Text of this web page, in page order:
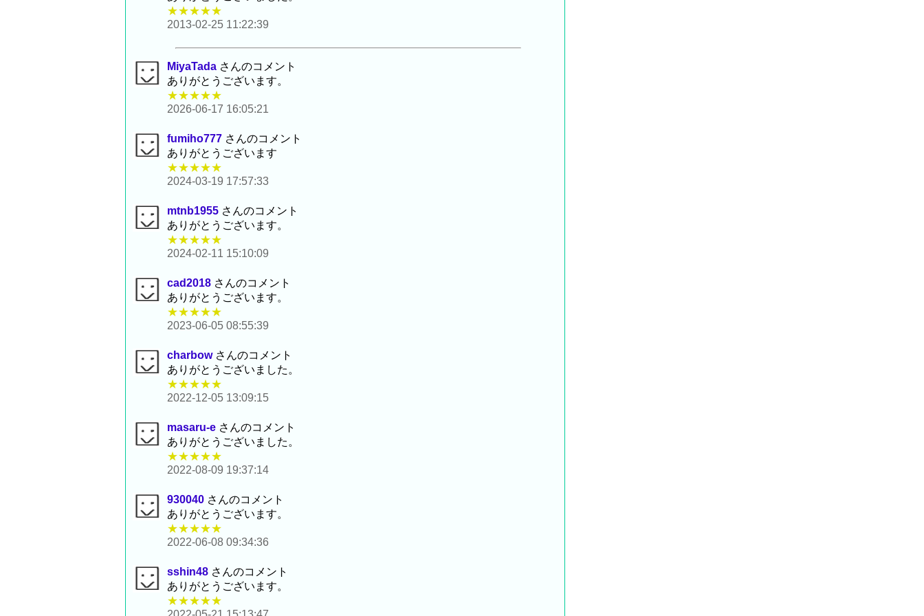
★★★★★
2013-02-25 11:22:39
MiyaTada さんのコメント
ありがとうございます。
★★★★★
2026-06-17 16:05:21
fumiho777 さんのコメント
ありがとうございます
★★★★★
2024-03-19 17:57:33
mtnb1955 さんのコメント
ありがとうございます。
★★★★★
2024-02-11 15:10:09
cad2018 さんのコメント
ありがとうございます。
★★★★★
2023-06-05 08:55:39
charbowさんのコメント
ありがとうございました。
★★★★★
2022-12-05 13:09:15
masaru-e さんのコメント
ありがとうございました。
★★★★★
2022-08-09 19:37:14
930040 さんのコメント
ありがとうございます。
★★★★★
2022-06-08 09:34:36
sshin48 さんのコメント
ありがとうございます。
★★★★★